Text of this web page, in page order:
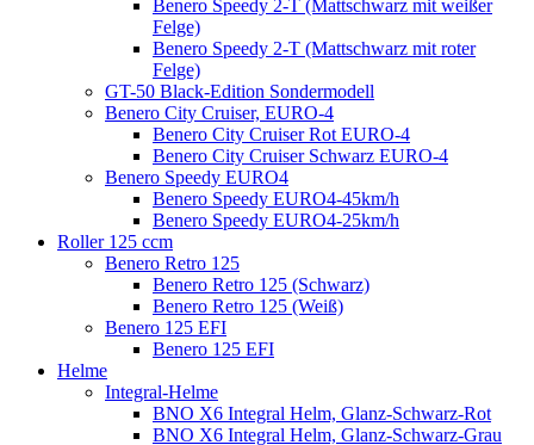
Benero Speedy 2-T (Mattschwarz mit weißer
Felge)
Benero Speedy 2-T (Mattschwarz mit roter
Felge)
GT-50 Black-Edition Sondermodell
Benero City Cruiser, EURO-4
Benero City Cruiser Rot EURO-4
Benero City Cruiser Schwarz EURO-4
Benero Speedy EURO4
Benero Speedy EURO4-45km/h
Benero Speedy EURO4-25km/h
Roller 125 ccm
Benero Retro 125
Benero Retro 125 (Schwarz)
Benero Retro 125 (Weiß)
Benero 125 EFI
Benero 125 EFI
Helme
Integral-Helme
BNO X6 Integral Helm, Glanz-Schwarz-Rot
BNO X6 Integral Helm, Glanz-Schwarz-Grau